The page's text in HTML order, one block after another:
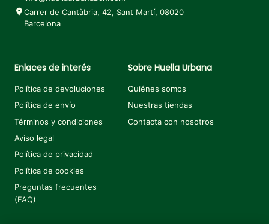
Carrer de Cantàbria, 42, Sant Martí, 08020
Barcelona
Enlaces de interés
Política de devoluciones
Política de envío
Términos y condiciones
Aviso legal
Política de privacidad
Política de cookies
Preguntas frecuentes
(FAQ)
Sobre Huella Urbana
Quiénes somos
Nuestras tiendas
Contacta con nosotros